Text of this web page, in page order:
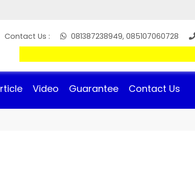
Contact Us : 081387238949, 085107060728
Video Guarantee Contact Us